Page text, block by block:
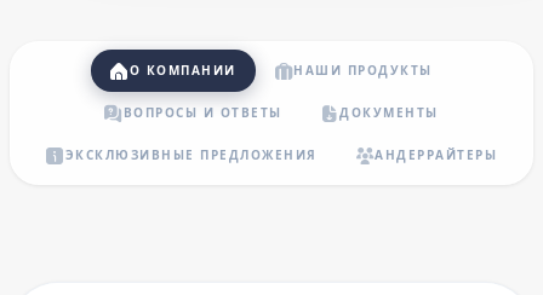
О КОМПАНИИ НАШИ ПРОДУКТЫ
ВОПРОСЫ И ОТВЕТЫ ДОКУМЕНТЫ
ЭКСКЛЮЗИВНЫЕ ПРЕДЛОЖЕНИЯ АНДЕРРАЙТЕРЫ